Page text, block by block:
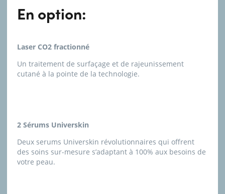
En option:
Laser CO2 fractionné
Un traitement de surfaçage et de rajeunissement
cutané à la pointe de la technologie.
2 Sérums Universkin
Deux serums Universkin révolutionnaires qui offrent
des soins sur-mesure s’adaptant à 100% aux besoins de
votre peau.